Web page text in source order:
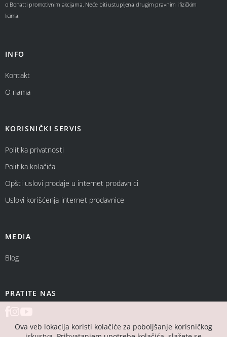
Ova veb lokacija koristi kolačiće za poboljšanje korisničkog
o Bonatti promotivnim akcijama. Neće biti ustupljena drugim pravnim i fizičkim
licima.
INFO
Kontakt
O nama
KORISNIČKI SERVIS
Politika privatnosti
Politika kolačića
Opšti uslovi prodaje u internet prodavnici
Uslovi korišćenja internet prodavnice
MEDIA
Blog
PRATITE NAS